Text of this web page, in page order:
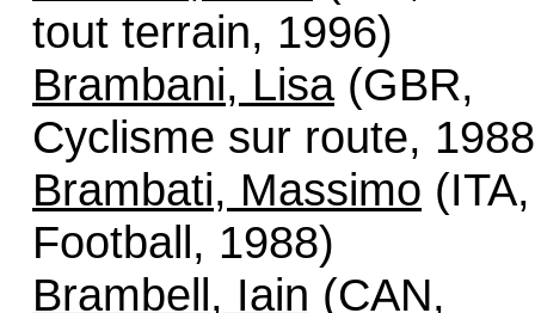
tout terrain, 1996)
Brambani, Lisa(GBR,
Cyclisme sur route,
Brambati, Massimo (ITA,
Football, 1988)
Brambell, Iain (CAN,